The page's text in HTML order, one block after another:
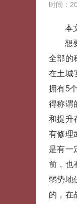
时间：
本
想
全部的
在土城
拥有5
得称谓
和提升
有修理
是有一
前，也
弱势地
的，在